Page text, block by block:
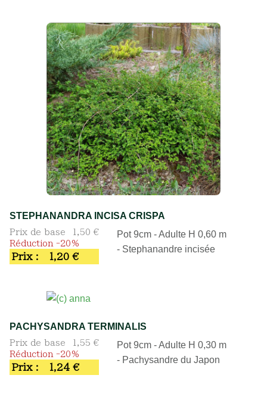
STEPHANANDRA INCISA CRISPA
Prix de base
1,50 €
Réduction -20%
Prix : 1,20 €
Pot 9cm - Adulte H 0,60 m
- Stephanandre incisée
PACHYSANDRA TERMINALIS
Prix de base
1,55 €
Réduction -20%
Prix : 1,24 €
Pot 9cm - Adulte H 0,30 m
- Pachysandre du Japon